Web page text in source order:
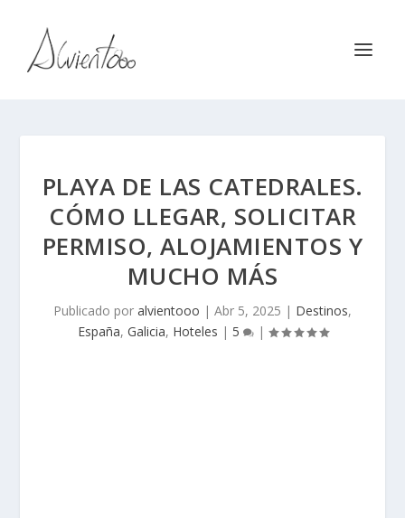
PLAYA DE LAS CATEDRALES.
CÓMO LLEGAR, SOLICITAR
PERMISO, ALOJAMIENTOS Y
MUCHO MÁS
Publicado por alvientooo | Abr 5, 2025 | Destinos,
España, Galicia, Hoteles | 5 |